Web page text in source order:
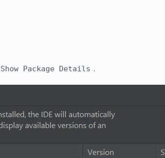
Show Package Details .